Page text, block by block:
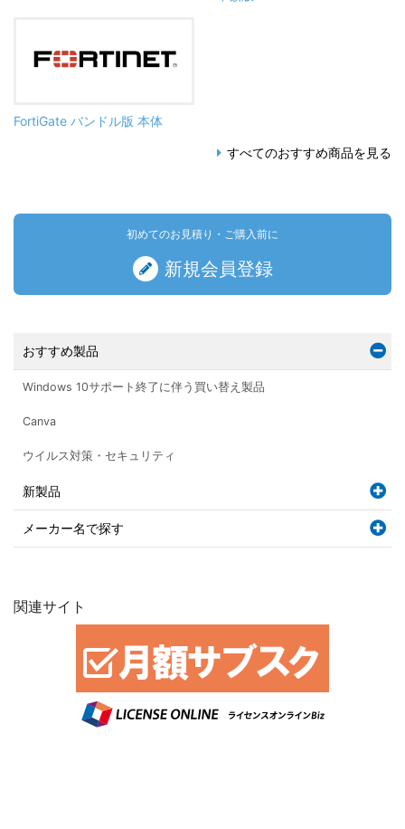
FortiGate バンドル版 本体
すべてのおすすめ商品を見る
初めてのお見積り・ご購入前に
新規会員登録
おすすめ製品
Windows 10サポート終了に伴う買い替え製品
Canva
ウイルス対策・セキュリティ
新製品
メーカー名で探す
関連サイト